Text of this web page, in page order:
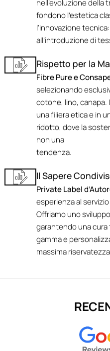
nell'evoluzione della
fondono l’estetica
l'innovazione
all’introduzione di
Rispetto per la
Fibre Pure e
selezionando
cotone, lino,
una filiera etica e in
ridotto, dove la
non una
tendenza.
Il Sapere
Private Label
esperienza al
Offriamo uno
garantendo una
gamma e
massima